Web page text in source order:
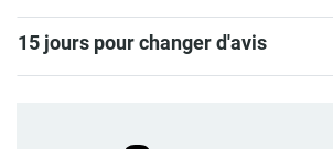
15 jours pour changer d'avis